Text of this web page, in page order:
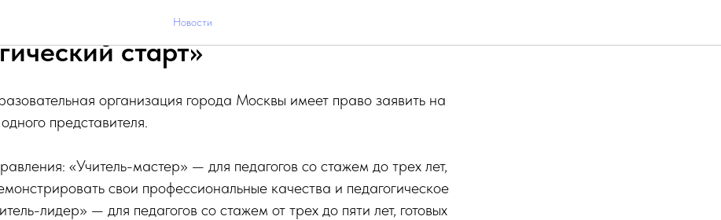
Новости
началась регистрация на трек
старт»
организация города Москвы имеет право заявить на
представителя.
«Учитель-мастер» — для педагогов со стажем до трех лет,
свои профессиональные качества и педагогическое
лидер» — для педагогов со стажем от трех до пяти лет, готовых